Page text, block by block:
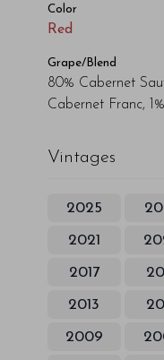
Color
Red
Grape/Blend
80% Cabernet
Cabernet Franc,
Vintages
2025
2021
2017
2013
2009